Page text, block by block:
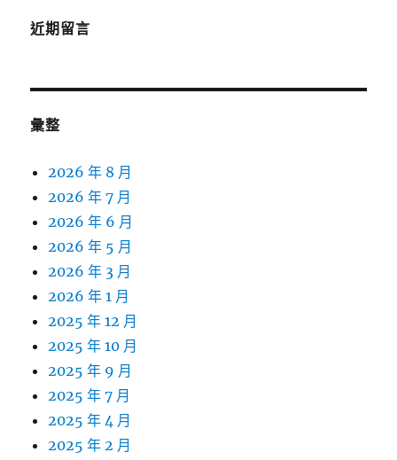
近期留言
彙整
2026 年 8 月
2026 年 7 月
2026 年 6 月
2026 年 5 月
2026 年 3 月
2026 年 1 月
2025 年 12 月
2025 年 10 月
2025 年 9 月
2025 年 7 月
2025 年 4 月
2025 年 2 月